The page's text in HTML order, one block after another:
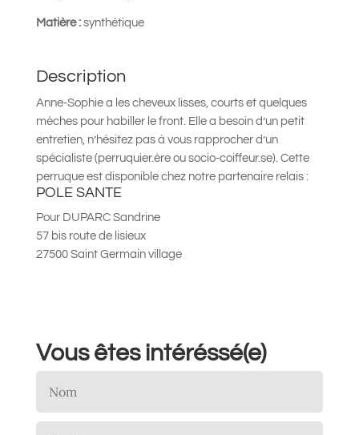
Matière : synthétique
Description
Anne-Sophie a les cheveux lisses, courts et quelques
mèches pour habiller le front. Elle a besoin d’un petit
entretien, n’hésitez pas à vous rapprocher d’un
spécialiste (perruquier.ère ou socio-coiffeur.se). Cette
perruque est disponible chez notre partenaire relais :
POLE SANTE
Pour DUPARC Sandrine
57 bis route de lisieux
27500 Saint Germain village
Vous êtes intéréssé(e)